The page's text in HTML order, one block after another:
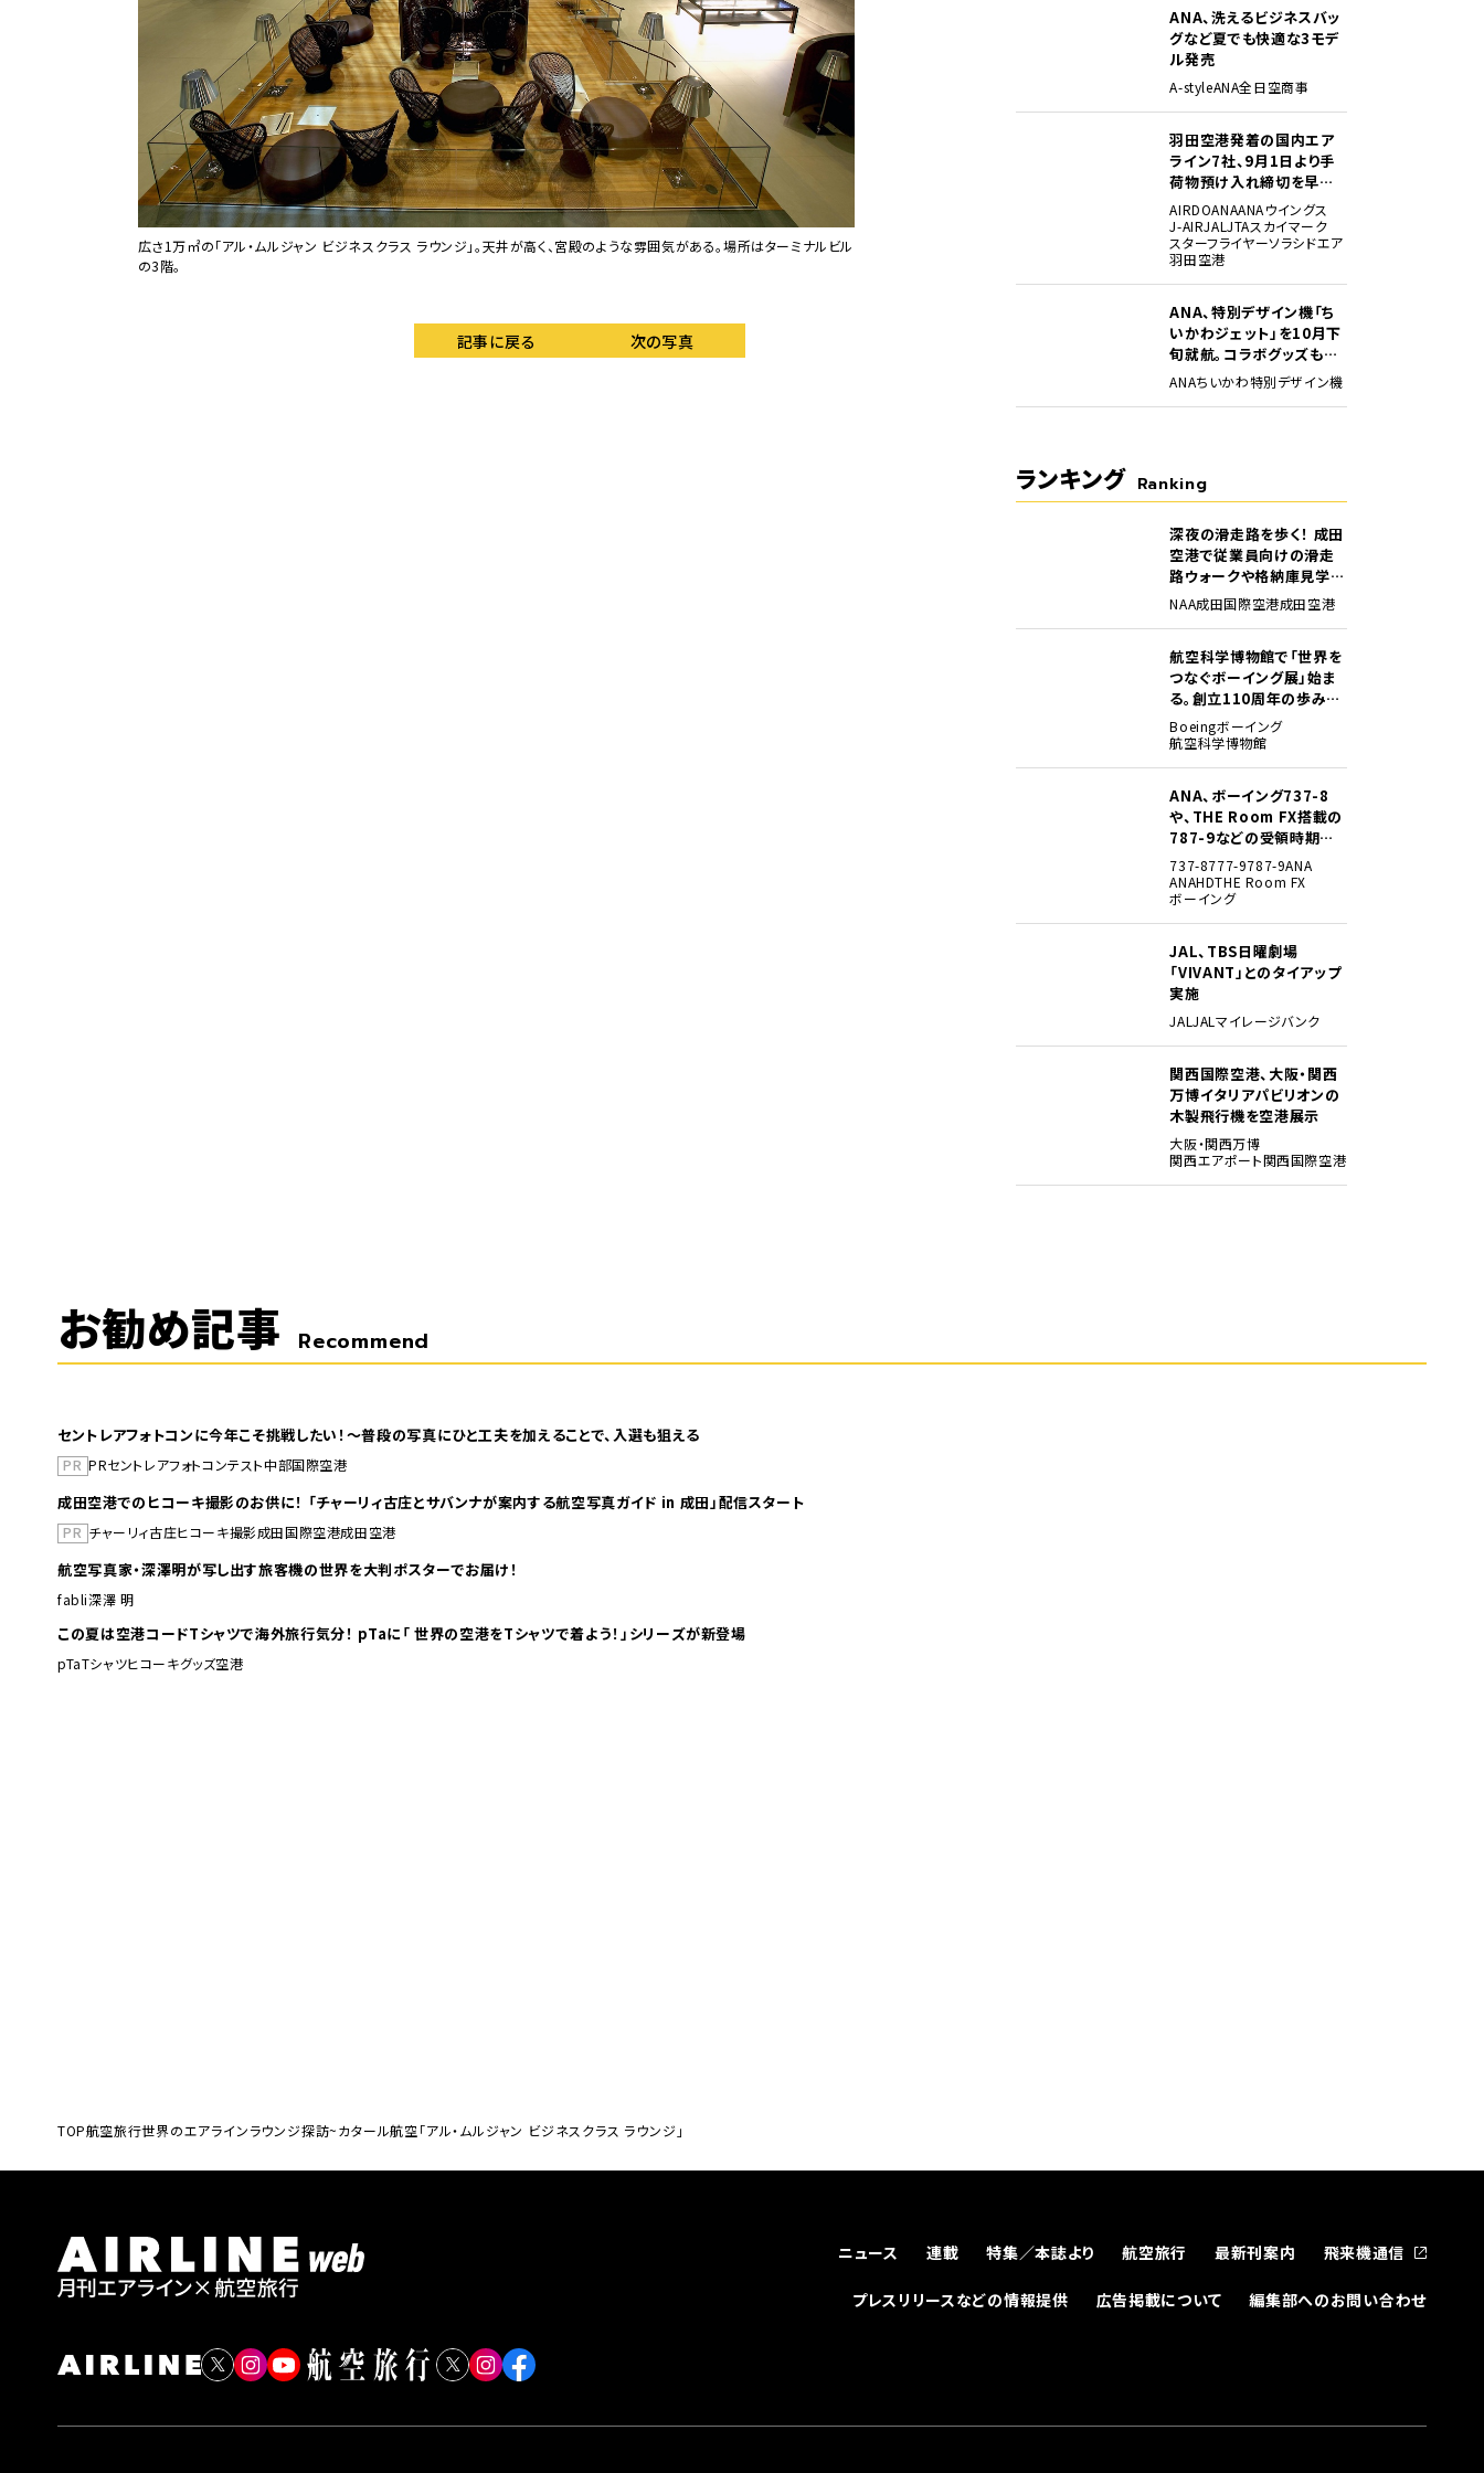
広さ1万㎡の「アル・ムルジャン ビジネスクラス ラウンジ」。天井が高く、宮殿のような雰囲気がある。場所はターミナルビル
の3階。
広いラウンジ内には趣向の異なるさまざまなエリアがあり、好みに応じて選べる。各席の横に設置されたタ
記事に戻る 次の写真
ANA、洗えるビジネスバッ
グなど夏でも快適な3モデ
ル発売
A-styleANA全日空商事
羽田空港発着の国内エア
ライン7社、9月1日より手
荷物預け入れ締切を早期
化・厳格化。定時性確保に
向け
AIRDOANAANAウイングス
J-AIRJALJTAスカイマーク
スターフライヤーソラシドエア
羽田空港
ANA、特別デザイン機「ち
いかわジェット」を10月下
旬就航。コラボグッズも展
開
ANAちいかわ特別デザイン機
ランキング Ranking
深夜の滑走路を歩く！ 成田
空港で従業員向けの滑走
路ウォークや格納庫見学イ
ベントを初開催
NAA成田国際空港成田空港
航空科学博物館で「世界を
つなぐボーイング展」始ま
る。創立110周年の歩みを
貴重な資料でたどる
Boeingボーイング
航空科学博物館
ANA、ボーイング737-8
や、THE Room FX搭載の
787-9などの受領時期見
込みを明らかに
737-8777-9787-9ANA
ANAHDTHE Room FX
ボーイング
JAL、TBS日曜劇場
「VIVANT」とのタイアップ
実施
JALJALマイレージバンク
関西国際空港、大阪・関西
万博イタリアパビリオンの
木製飛行機を空港展示
大阪・関西万博
関西エアポート関西国際空港
お勧め記事 Recommend
セントレアフォトコンに今年こそ挑戦したい！～普段の写真にひと工夫を加えることで、入選も狙える
PR PRセントレアフォトコンテスト中部国際空港
成田空港でのヒコーキ撮影のお供に！ 「チャーリィ古庄とサバンナが案内する航空写真ガイド in 成田」配信スタート
PR チャーリィ古庄ヒコーキ撮影成田国際空港成田空港
航空写真家・深澤明が写し出す旅客機の世界を大判ポスターでお届け！
fabli深澤 明
この夏は空港コードTシャツで海外旅行気分！ pTaに「 世界の空港をTシャツで着よう！」シリーズが新登場
pTaTシャツヒコーキグッズ空港
TOP航空旅行世界のエアラインラウンジ探訪~カタール航空「アル・ムルジャン ビジネスクラス ラウンジ」
ニュース 連載 特集／本誌より 航空旅行 最新刊案内 飛来機通信
プレスリリースなどの情報提供 広告掲載について 編集部へのお問い合わせ